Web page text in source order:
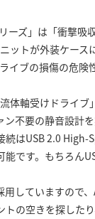
ーズ」は「衝撃
ットが外装ケー
イブの損傷の危
体軸受けドライ
ン不要の静音設計
続はUSB 2.0
能です。もちろん
用していますので
トの空きを探した